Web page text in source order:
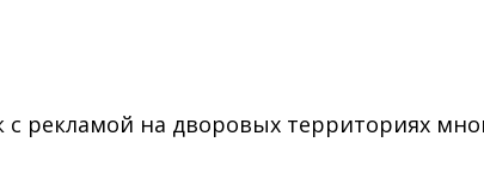
с рекламой на дворовых территориях